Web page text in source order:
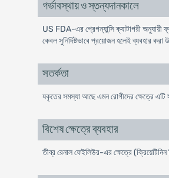
গর্ভাবস্থায় ও স্তন্যদানকালে
US FDA-এর প্রেগন্যান্সি ক্যাটাগরী অনুযায়ী
কেবল সুনির্দিষ্টভাবে প্রয়োজন হলেই ব্যবহার
সতর্কতা
যকৃতের সমস্যা আছে এমন রোগীদের ক্ষেত্রে এটি
বিশেষ ক্ষেত্রে ব্যবহার
তীব্র রেনাল ফেইলিউর-এর ক্ষেত্রে (ক্রিয়েটিনিন